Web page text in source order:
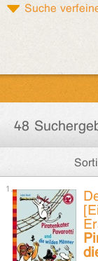
Suche
48